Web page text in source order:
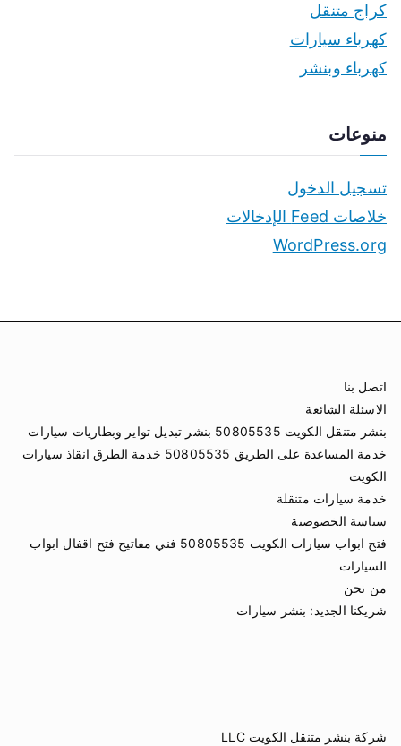
كراج متنقل
كهرباء سيارات
كهرباء وبنشر
منوعات
تسجيل الدخول
خلاصات Feed الإدخالات
WordPress.org
اتصل بنا
الاسئلة الشائعة
بنشر متنقل الكويت 50805535 بنشر تبديل تواير وبطاريات سيارات
خدمة المساعدة على الطريق 50805535 خدمة الطرق انقاذ سيارات
الكويت
خدمة سيارات متنقلة
سياسة الخصوصية
فتح ابواب سيارات الكويت 50805535 فني مفاتيح فتح اقفال ابواب
السيارات
من نحن
شريكنا الجديد: بنشر سيارات
شركة بنشر متنقل الكويت LLC